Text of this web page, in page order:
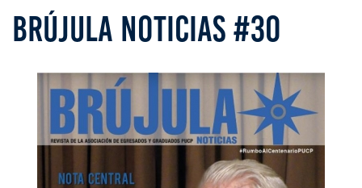
BRÚJULA NOTICIAS #30